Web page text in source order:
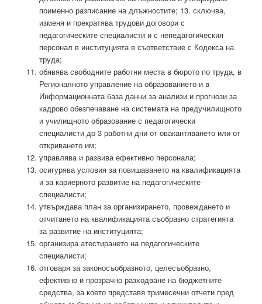
поименно разписание на длъжностите; 13. сключва,
изменя и прекратява трудови договори с
педагогическите специалисти и с непедагогическия
персонал в институцията в съответствие с Кодекса на
труда;
обявява свободните работни места в бюрото по труда, в
Регионалното управление на образованието и в
Информационната база данни за анализи и прогнози за
кадрово обезпечаване на системата на предучилищното
и училищното образование с педагогически
специалисти до 3 работни дни от овакантяването или от
откриването им;
управлява и развива ефективно персонала;
осигурява условия за повишаването на квалификацията
и за кариерното развитие на педагогическите
специалисти;
утвърждава план за организирането, провеждането и
отчитането на квалификацията съобразно стратегията
за развитие на институцията;
организира атестирането на педагогическите
специалисти;
отговаря за законосъобразното, целесъобразно,
ефективно и прозрачно разходване на бюджетните
средства, за което представя тримесечни отчети пред